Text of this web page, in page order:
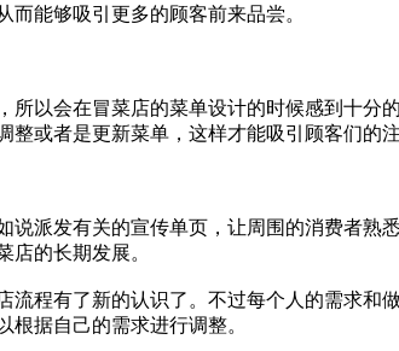
能够吸引更多的顾客前来品尝。
会在冒菜店的菜单设计的时候感到十分
或者是更新菜单，这样才能吸引顾客们的注
发有关的宣传单页，让周围的消费者熟
店的长期发展。
有了新的认识了。不过每个人的需求和
据自己的需求进行调整。